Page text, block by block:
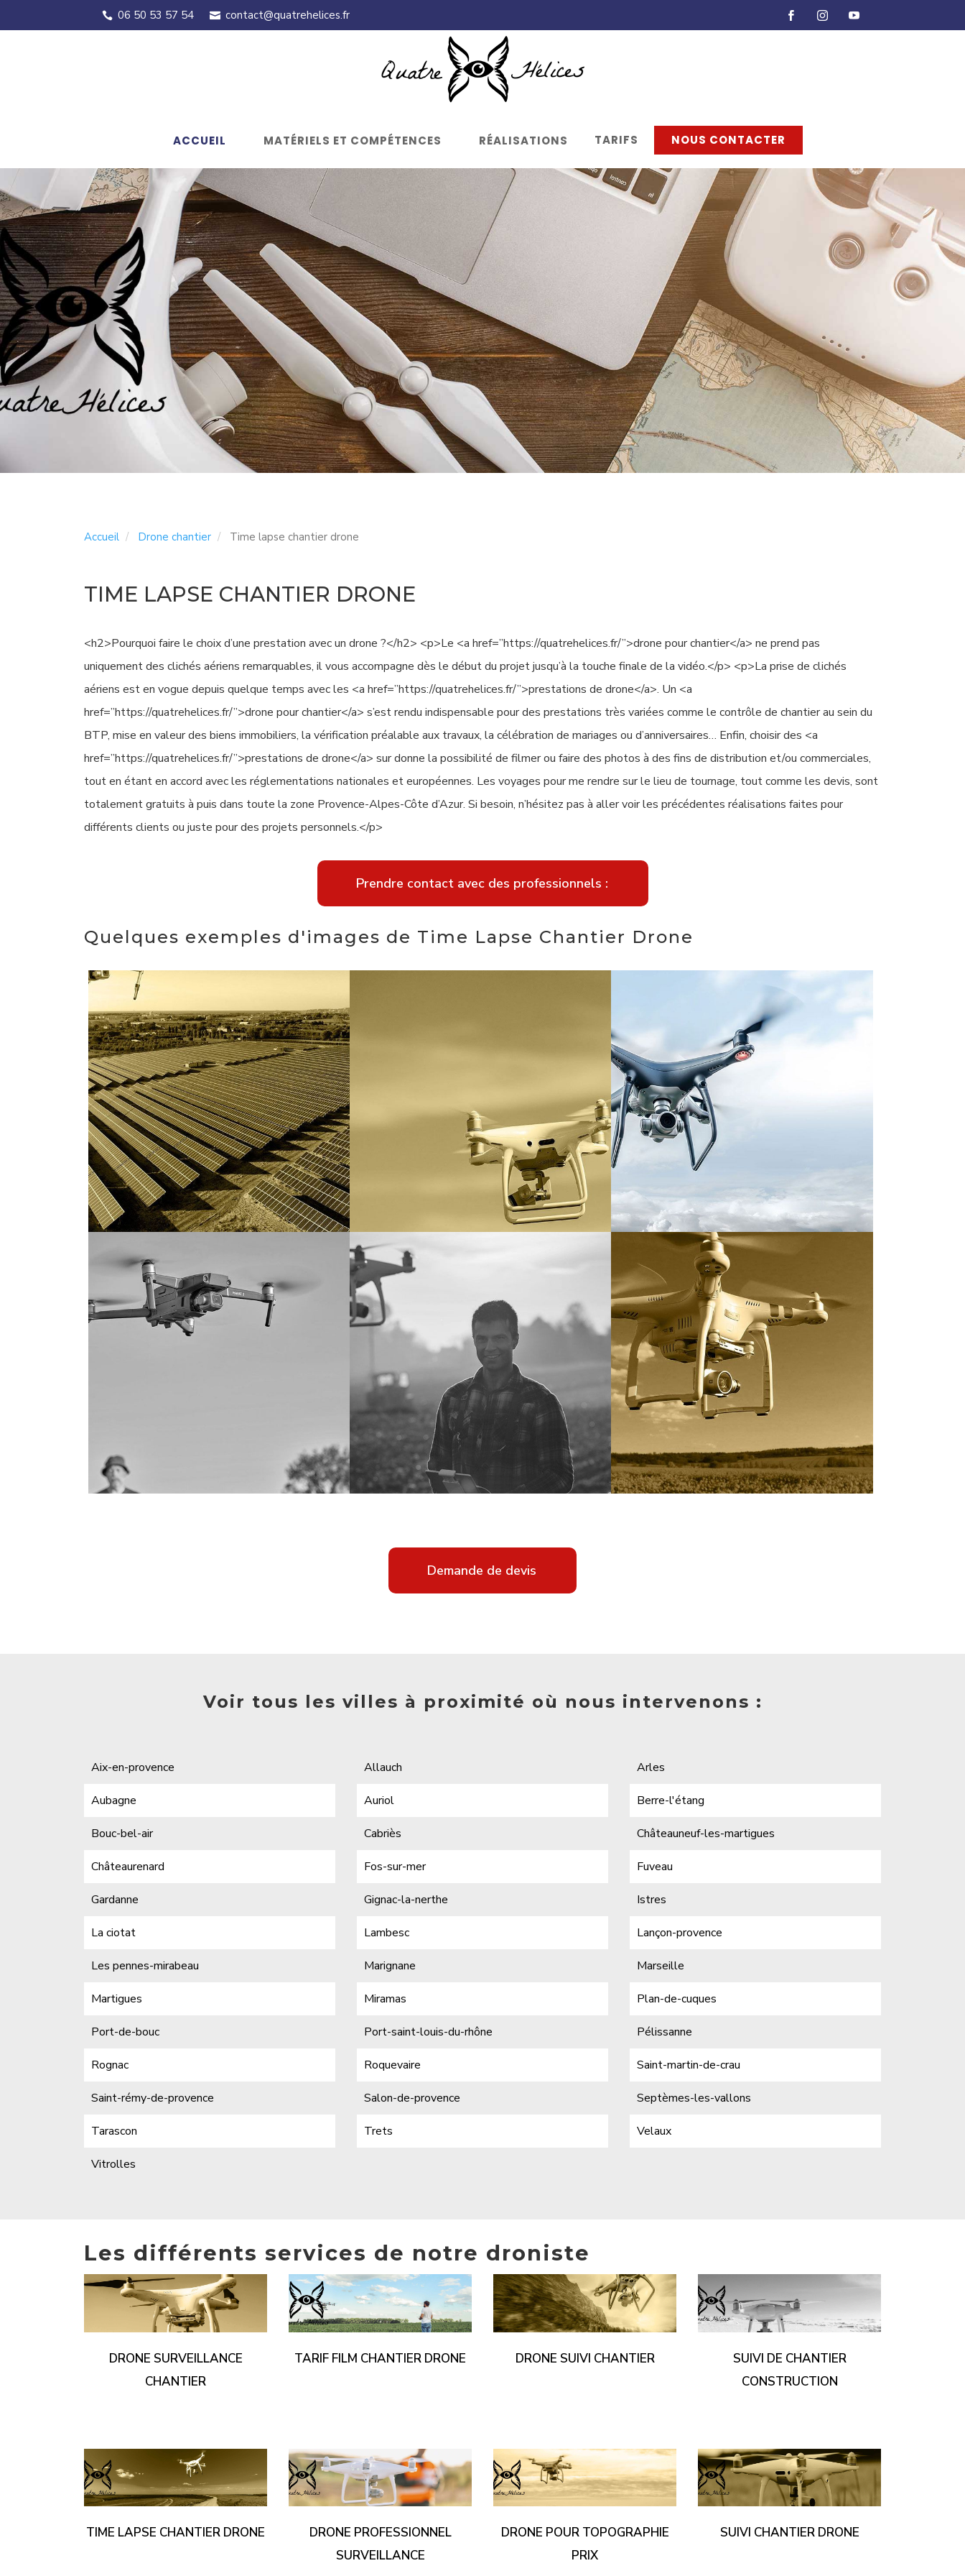
06 50 53 57 54 contact@quatrehelices.fr
ACCUEIL MATÉRIELS ET COMPÉTENCES RÉALISATIONS TARIFS NOUS CONTACTER
Accueil Drone chantier Time lapse chantier drone
TIME LAPSE CHANTIER DRONE
<h2>Pourquoi faire le choix d’une prestation avec un drone ?</h2> <p>Le <a href=”https://quatrehelices.fr/”>drone pour chantier</a> ne prend pas
uniquement des clichés aériens remarquables, il vous accompagne dès le début du projet jusqu’à la touche finale de la vidéo.</p> <p>La prise de clichés
aériens est en vogue depuis quelque temps avec les <a href=”https://quatrehelices.fr/”>prestations de drone</a>. Un <a
href=”https://quatrehelices.fr/”>drone pour chantier</a> s’est rendu indispensable pour des prestations très variées comme le contrôle de chantier au sein du
BTP, mise en valeur des biens immobiliers, la vérification préalable aux travaux, la célébration de mariages ou d’anniversaires… Enfin, choisir des <a
href=”https://quatrehelices.fr/”>prestations de drone</a> sur donne la possibilité de filmer ou faire des photos à des fins de distribution et/ou commerciales,
tout en étant en accord avec les réglementations nationales et européennes. Les voyages pour me rendre sur le lieu de tournage, tout comme les devis, sont
totalement gratuits à puis dans toute la zone Provence-Alpes-Côte d’Azur. Si besoin, n’hésitez pas à aller voir les précédentes réalisations faites pour
différents clients ou juste pour des projets personnels.</p>
Prendre contact avec des professionnels :
Quelques exemples d'images de Time Lapse Chantier Drone
Demande de devis
Voir tous les villes à proximité où nous intervenons :
Aix-en-provence Allauch Arles
Aubagne Auriol Berre-l'étang
Bouc-bel-air Cabriès Châteauneuf-les-martigues
Châteaurenard Fos-sur-mer Fuveau
Gardanne Gignac-la-nerthe Istres
La ciotat Lambesc Lançon-provence
Les pennes-mirabeau Marignane Marseille
Martigues Miramas Plan-de-cuques
Port-de-bouc Port-saint-louis-du-rhône Pélissanne
Rognac Roquevaire Saint-martin-de-crau
Saint-rémy-de-provence Salon-de-provence Septèmes-les-vallons
Tarascon Trets Velaux
Vitrolles
Les différents services de notre droniste
DRONE SURVEILLANCE
CHANTIER
TARIF FILM CHANTIER DRONE DRONE SUIVI CHANTIER
SUIVI DE CHANTIER
CONSTRUCTION
TIME LAPSE CHANTIER DRONE
DRONE PROFESSIONNEL
SURVEILLANCE
DRONE POUR TOPOGRAPHIE
PRIX
SUIVI CHANTIER DRONE